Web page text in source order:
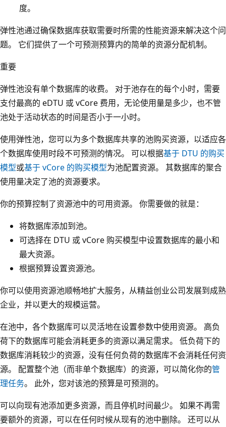
度。
弹性池通过确保数据库获取需要时所需的性能资源来解决这个问
题。 它们提供了一个可预测预算内的简单的资源分配机制。
重要
弹性池没有单个数据库的收费。 对于池存在的每个小时，需要
支付最高的 eDTU 或 vCore 费用，无论使用量是多少，也不管
池处于活动状态的时间是否小于一小时。
使用弹性池，您可以为多个数据库共享的池购买资源，以适应各
个数据库使用时段不可预测的情况。 可以根据基于 DTU 的购买
模型或基于 vCore 的购买模型为池配置资源。 其数据库的聚合
使用量决定了池的资源要求。
你的预算控制了资源池中的可用资源。 你需要做的就是：
将数据库添加到池。
可选择在 DTU 或 vCore 购买模型中设置数据库的最小和
最大资源。
根据预算设置资源池。
你可以使用资源池顺畅地扩大服务，从精益创业公司发展到成熟
企业，并以更大的规模运营。
在池中，各个数据库可以灵活地在设置参数中使用资源。 高负
荷下的数据库可能会消耗更多的资源以满足需求。 低负荷下的
数据库消耗较少的资源，没有任何负荷的数据库不会消耗任何资
源。 配置整个池（而非单个数据库）的资源，可以简化你的管
理任务。 此外，您对该池的预算是可预测的。
可以向现有池添加更多资源，而且停机时间最少。 如果不再需
要额外的资源，可以在任何时候从现有的池中删除。 还可以从